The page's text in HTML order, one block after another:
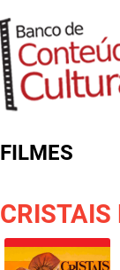
FILMES
CRISTAIS